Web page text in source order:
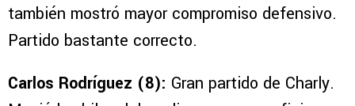
también mostró mayor compromiso defensivo.
Partido bastante correcto.
Carlos Rodríguez (8): Gran partido de Charly.